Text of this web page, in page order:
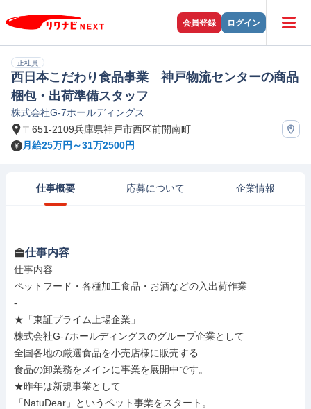
会員登録 ログイン
正社員
西日本こだわり食品事業 神戸物流センターの商品
梱包・出荷準備スタッフ
株式会社G-7ホールディングス
〒651-2109兵庫県神戸市西区前開南町
月給25万円～31万2500円
仕事概要 応募について 企業情報
仕事内容
仕事内容
ペットフード・各種加工食品・お酒などの入出荷作業
-
★「東証プライム上場企業」
株式会社G-7ホールディングスのグループ企業として
全国各地の厳選食品を小売店様に販売する
食品の卸業務をメインに事業を展開中です。
★昨年は新規事業として
「NatuDear」というペット事業をスタート。